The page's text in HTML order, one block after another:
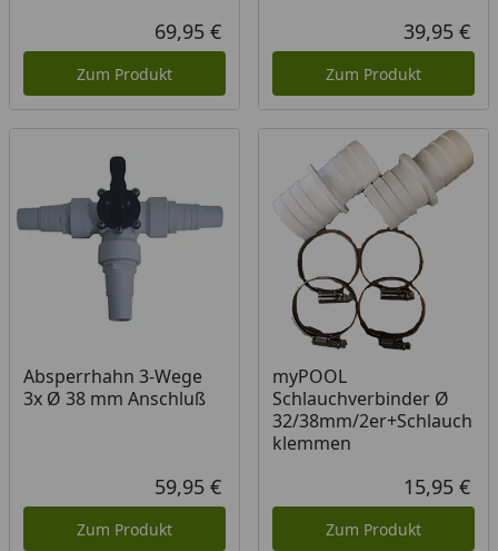
Aktueller Preis
69,95 €
Zum Produkt
39,95 €
Zum Produkt
Absperrhahn 3-Wege
3x Ø 38 mm Anschluß
Aktueller Preis
59,95 €
Zum Produkt
myPOOL
Schlauchverbinder Ø
32/38mm/2er+Schlauch
klemmen
15,95 €
Zum Produkt